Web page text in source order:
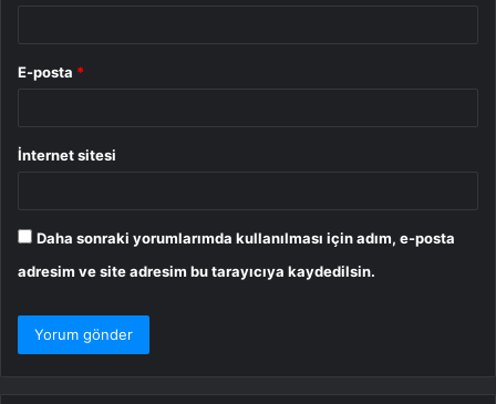
E-posta *
İnternet sitesi
Daha sonraki yorumlarımda kullanılması için adım, e-posta
adresim ve site adresim bu tarayıcıya kaydedilsin.